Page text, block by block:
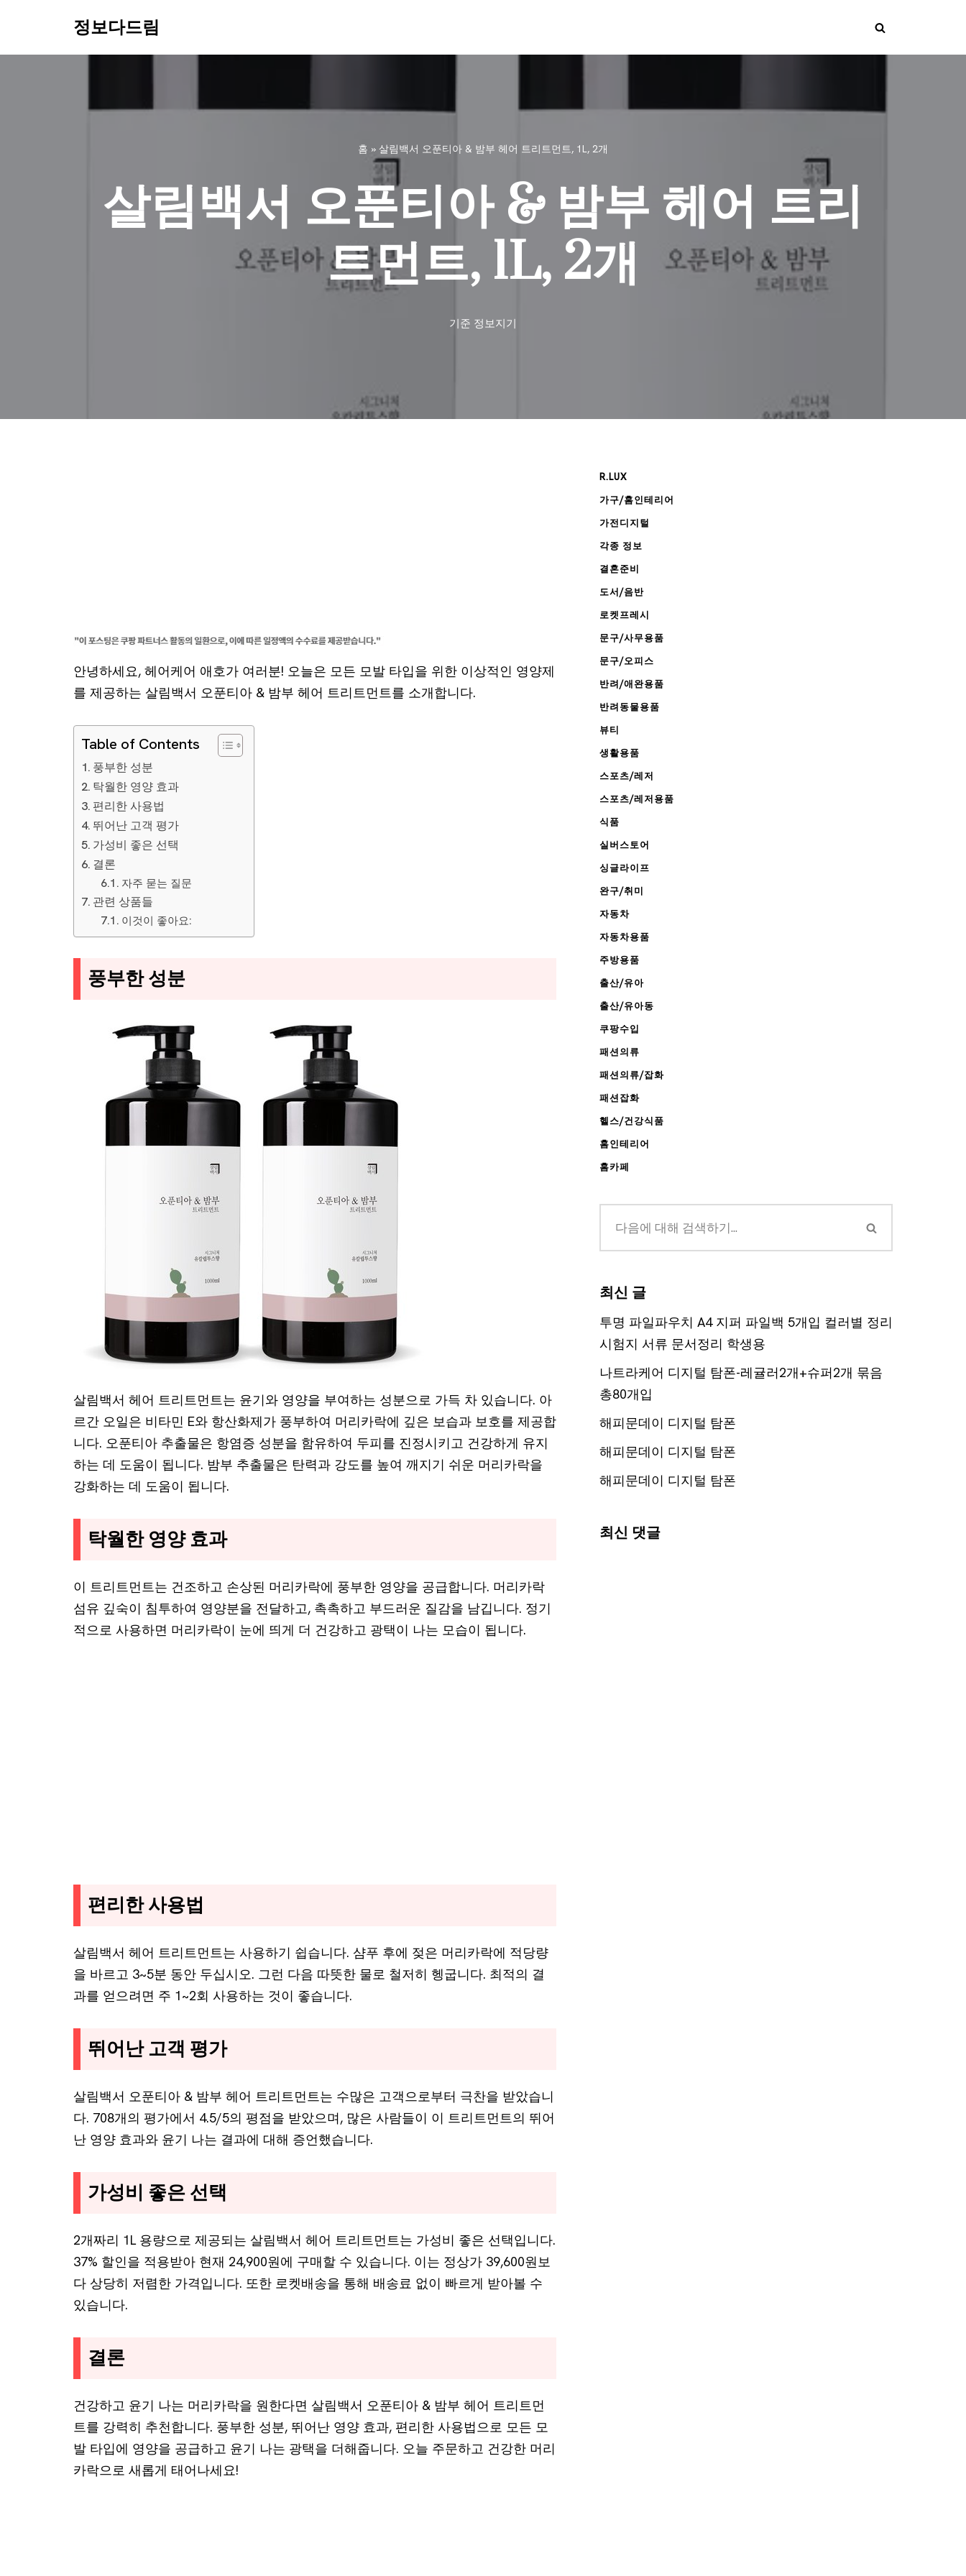
정보다드림
홈 » 살림백서 오푼티아 & 밤부 헤어 트리트먼트, 1L, 2개
살림백서 오푼티아 & 밤부 헤어 트리
트먼트, 1L, 2개
기준 정보지기
안녕하세요, 헤어케어 애호가 여러분! 오늘은 모든 모발 타입을 위한 이상적인 영양제
를 제공하는 살림백서 오푼티아 & 밤부 헤어 트리트먼트를 소개합니다.
Table of Contents
풍부한 성분
탁월한 영양 효과
편리한 사용법
뛰어난 고객 평가
가성비 좋은 선택
결론
자주 묻는 질문
관련 상품들
이것이 좋아요:
풍부한 성분
살림백서 헤어 트리트먼트는 윤기와 영양을 부여하는 성분으로 가득 차 있습니다. 아
르간 오일은 비타민 E와 항산화제가 풍부하여 머리카락에 깊은 보습과 보호를 제공합
니다. 오푼티아 추출물은 항염증 성분을 함유하여 두피를 진정시키고 건강하게 유지
하는 데 도움이 됩니다. 밤부 추출물은 탄력과 강도를 높여 깨지기 쉬운 머리카락을
강화하는 데 도움이 됩니다.
탁월한 영양 효과
이 트리트먼트는 건조하고 손상된 머리카락에 풍부한 영양을 공급합니다. 머리카락
섬유 깊숙이 침투하여 영양분을 전달하고, 촉촉하고 부드러운 질감을 남깁니다. 정기
적으로 사용하면 머리카락이 눈에 띄게 더 건강하고 광택이 나는 모습이 됩니다.
편리한 사용법
살림백서 헤어 트리트먼트는 사용하기 쉽습니다. 샴푸 후에 젖은 머리카락에 적당량
을 바르고 3~5분 동안 두십시오. 그런 다음 따뜻한 물로 철저히 헹굽니다. 최적의 결
과를 얻으려면 주 1~2회 사용하는 것이 좋습니다.
뛰어난 고객 평가
살림백서 오푼티아 & 밤부 헤어 트리트먼트는 수많은 고객으로부터 극찬을 받았습니
다. 708개의 평가에서 4.5/5의 평점을 받았으며, 많은 사람들이 이 트리트먼트의 뛰어
난 영양 효과와 윤기 나는 결과에 대해 증언했습니다.
가성비 좋은 선택
2개짜리 1L 용량으로 제공되는 살림백서 헤어 트리트먼트는 가성비 좋은 선택입니다.
37% 할인을 적용받아 현재 24,900원에 구매할 수 있습니다. 이는 정상가 39,600원보
다 상당히 저렴한 가격입니다. 또한 로켓배송을 통해 배송료 없이 빠르게 받아볼 수
있습니다.
결론
건강하고 윤기 나는 머리카락을 원한다면 살림백서 오푼티아 & 밤부 헤어 트리트먼
트를 강력히 추천합니다. 풍부한 성분, 뛰어난 영양 효과, 편리한 사용법으로 모든 모
발 타입에 영양을 공급하고 윤기 나는 광택을 더해줍니다. 오늘 주문하고 건강한 머리
카락으로 새롭게 태어나세요!
R.LUX
가구/홈인테리어
가전디지털
각종 정보
결혼준비
도서/음반
로켓프레시
문구/사무용품
문구/오피스
반려/애완용품
반려동물용품
뷰티
생활용품
스포츠/레저
스포츠/레저용품
식품
실버스토어
싱글라이프
완구/취미
자동차
자동차용품
주방용품
출산/유아
출산/유아동
쿠팡수입
패션의류
패션의류/잡화
패션잡화
헬스/건강식품
홈인테리어
홈카페
최신 글
투명 파일파우치 A4 지퍼 파일백 5개입 컬러별 정리
시험지 서류 문서정리 학생용
나트라케어 디지털 탐폰-레귤러2개+슈퍼2개 묶음
총80개입
해피문데이 디지털 탐폰
해피문데이 디지털 탐폰
해피문데이 디지털 탐폰
최신 댓글